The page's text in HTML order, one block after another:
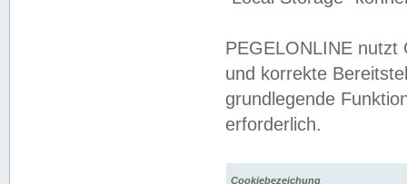
PEGELONLINE nutzt
und korrekte
grundlegende
erforderlich.
Cookiebezeichung